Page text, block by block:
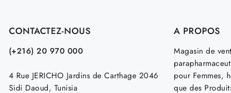
CONTACTEZ-NOUS
(+216) 20 970 000
4 Rue JERICHO Jardins de Carthage 2046
Sidi Daoud, Tunisia
A PROPOS
Magasin de
pour Femmes,
que des